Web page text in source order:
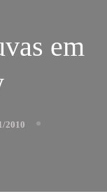
em
2010